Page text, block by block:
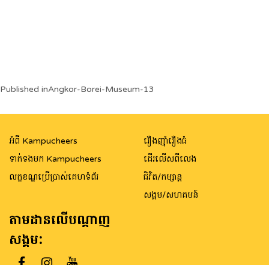
Post
navigation
Published inAngkor-Borei-Museum-13
អំពី Kampucheers
ទាក់ទងមក Kampucheers
លក្ខខណ្ឌប្រើប្រាស់គេហទំព័រ
រឿងញ៉ាំរឿងធំ
ដើរលើសពីលេង
ជិវិត/កម្សាន្ត
សង្គម/សហគមន៍
តាមដានលើបណ្តាញ
សង្គម: